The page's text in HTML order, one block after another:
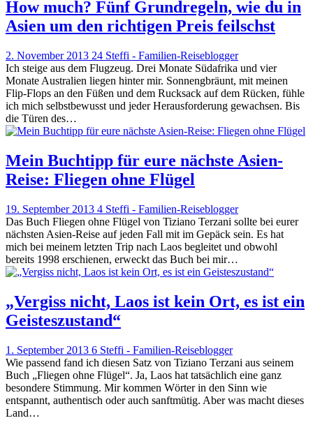
How much? Fünf Grundregeln, wie du in
Asien um den richtigen Preis feilschst
2. November 2013 24 Steffi - Familien-Reiseblogger
Ich steige aus dem Flugzeug. Drei Monate Südafrika und vier
Monate Australien liegen hinter mir. Sonnengbräunt, mit meinen
Flip-Flops an den Füßen und dem Rucksack auf dem Rücken, fühle
ich mich selbstbewusst und jeder Herausforderung gewachsen. Bis
die Türen des…
Mein Buchtipp für eure nächste Asien-
Reise: Fliegen ohne Flügel
19. September 2013 4 Steffi - Familien-Reiseblogger
Das Buch Fliegen ohne Flügel von Tiziano Terzani sollte bei eurer
nächsten Asien-Reise auf jeden Fall mit im Gepäck sein. Es hat
mich bei meinem letzten Trip nach Laos begleitet und obwohl
bereits 1998 erschienen, erweckt das Buch bei mir…
„Vergiss nicht, Laos ist kein Ort, es ist ein
Geisteszustand“
1. September 2013 6 Steffi - Familien-Reiseblogger
Wie passend fand ich diesen Satz von Tiziano Terzani aus seinem
Buch „Fliegen ohne Flügel“. Ja, Laos hat tatsächlich eine ganz
besondere Stimmung. Mir kommen Wörter in den Sinn wie
entspannt, authentisch oder auch sanftmütig. Aber was macht dieses
Land…